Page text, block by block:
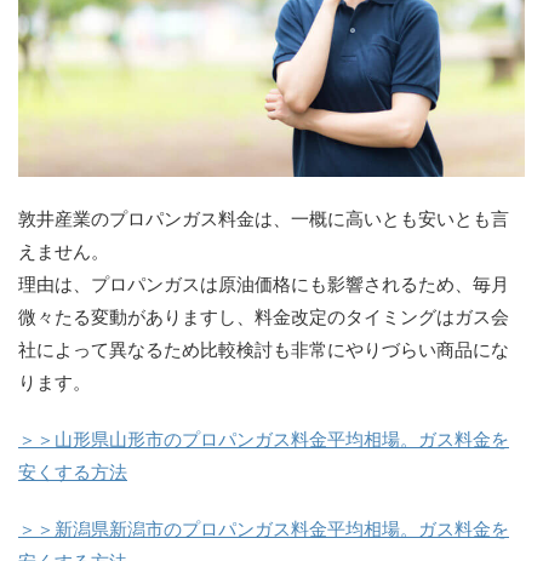
敦井産業のプロパンガス料金は、一概に高いとも安いとも言
えません。
理由は、プロパンガスは原油価格にも影響されるため、毎月
微々たる変動がありますし、料金改定のタイミングはガス会
社によって異なるため比較検討も非常にやりづらい商品にな
ります。
＞＞山形県山形市のプロパンガス料金平均相場。ガス料金を
安くする方法
＞＞新潟県新潟市のプロパンガス料金平均相場。ガス料金を